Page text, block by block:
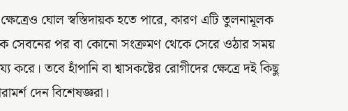
ঘোল স্বস্তিদায়ক হতে পারে, কারণ এটি তুলনামূলক
সেবনের পর বা কোনো সংক্রমণ থেকে সেরে ওঠার সময়
তবে হাঁপানি বা শ্বাসকষ্টের রোগীদের ক্ষেত্রে দই কিছু
দেন বিশেষজ্ঞরা।